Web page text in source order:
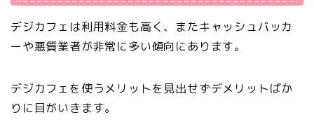
デジカフェは利用料金も高く、またキャッシュバッカ
ーや悪質業者が非常に多い傾向にあります。
デジカフェを使うメリットを見出せずデメリットばか
りに目がいきます。